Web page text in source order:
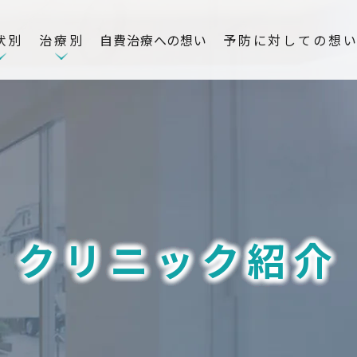
別 治療別 自費治療への想い 予防に対しての想
クリニック紹介